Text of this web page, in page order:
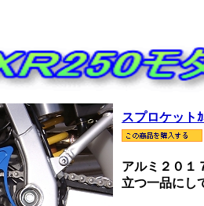
スプロケット
アルミ２０１
立つ一品にし